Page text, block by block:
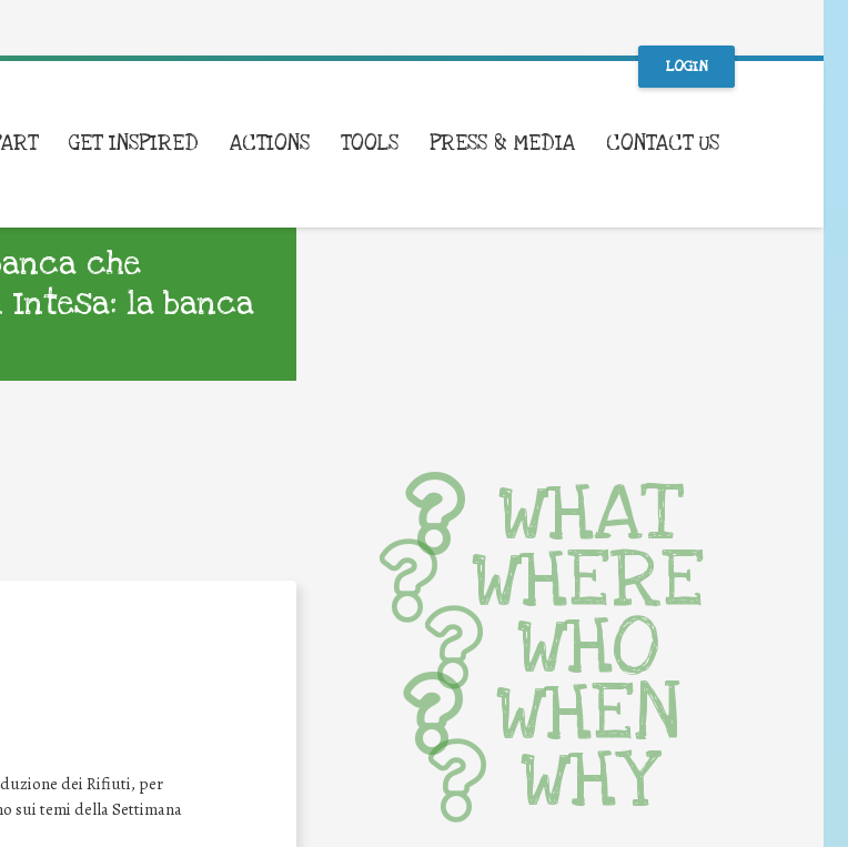
LOGIN
GET INSPIRED ACTIONS TOOLS PRESS & MEDIA CONTACT US
che
la banca
dei Rifiuti, per
sui temi della Settimana
WHAT
WHERE
WHO
WHEN
WHY